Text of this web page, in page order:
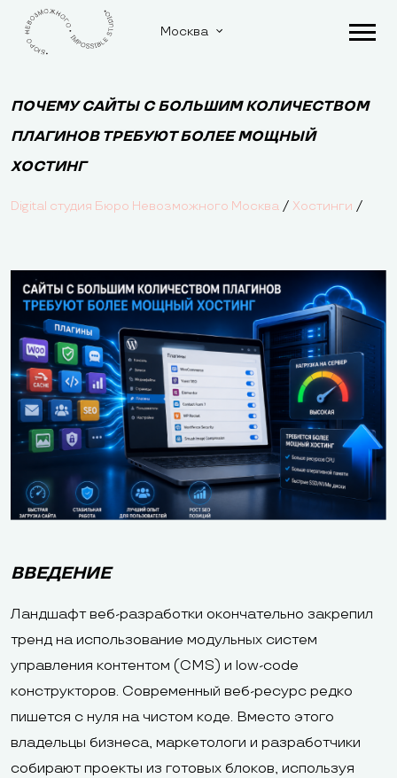
Москва
ПОЧЕМУ САЙТЫ С БОЛЬШИМ КОЛИЧЕСТВОМ
ПЛАГИНОВ ТРЕБУЮТ БОЛЕЕ МОЩНЫЙ
ХОСТИНГ
Digital студия Бюро Невозможного Москва / Хостинги /
ВВЕДЕНИЕ
Ландшафт веб-разработки окончательно закрепил
тренд на использование модульных систем
управления контентом (CMS) и low-code
конструкторов. Современный веб-ресурс редко
пишется с нуля на чистом коде. Вместо этого
владельцы бизнеса, маркетологи и разработчики
собирают проекты из готовых блоков, используя